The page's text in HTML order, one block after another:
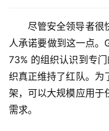
尽管安全领导者很
人承诺要做到这一点
73% 的组织认识到专
织真正维持了红队。为
架，可以大规模应用于
需求。